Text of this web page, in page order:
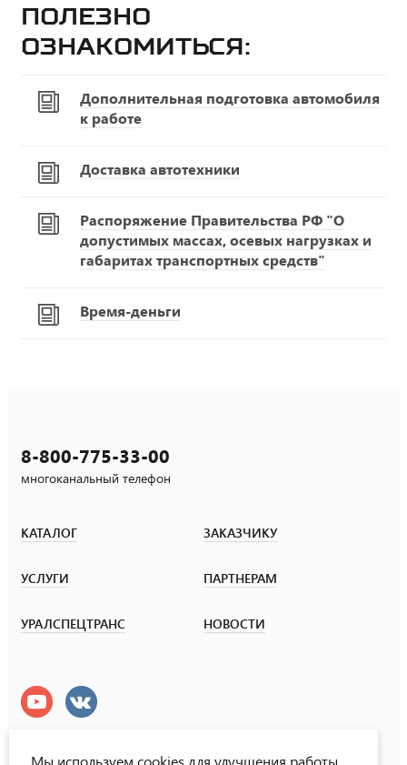
Полезно
ознакомиться:
Дополнительная подготовка автомобиля
к работе
Доставка автотехники
Распоряжение Правительства РФ "О
допустимых массах, осевых нагрузках и
габаритах транспортных средств"
Время-деньги
8-800-775-33-00
многоканальный телефон
КАТАЛОГ ЗАКАЗЧИКУ
УСЛУГИ ПАРТНЕРАМ
УРАЛСПЕЦТРАНС НОВОСТИ
Мы используем cookies для улучшения работы